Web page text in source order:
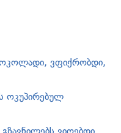
ვფიქრობდი,
ოკუპირებულ